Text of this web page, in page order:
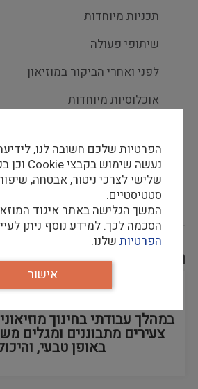
Expand
Secondary
Navigation
Menu
תכניות מיוחדות
שיתופי פעולה
לפני ואחרי הביקור במוזיאון
אוכלוסיות מיוחדות
מיומנו של מדריך
בימת דיון בלוג
Expand
Secondary
Navigation
Menu
משתפים מהשטח
התבוננות יוצרת- לא מסר
גרבר דר
במהלך עבודתי בחינוך
צעירים מתבוננים ומגלים
באופן טבעי,
הפרטיות שלכם חשובה לנו,
שלישי לצרכי ניטור, אבטחה,
סטטיסטיים.
המשך הגלישה באתר איגוד
הסכמה לכך. למידע נוסף ניתן
הפרטיות שלנו.
אישור